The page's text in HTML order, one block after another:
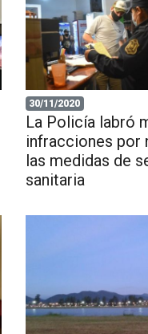
30/11/2020
La Policía labró
infracciones por
las medidas de
sanitaria